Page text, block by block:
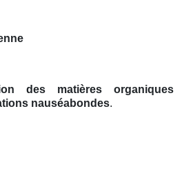
des matières organiques
nauséabondes.